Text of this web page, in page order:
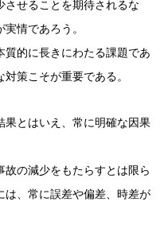
させることを期待されるな
情であろう。
質的に長きにわたる課題であ
策こそが重要である。
果とはいえ、常に明確な因果
の減少をもたらすとは限ら
は、常に誤差や偏差、時差が